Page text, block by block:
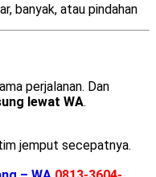
banyak, atau pindahan
perjalanan. Dan
lewat WA.
jemput secepatnya.